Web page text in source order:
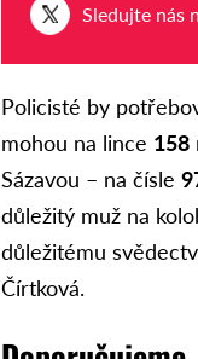
Sledujte nás
Policisté by
mohou na lince 158
Sázavou – na čísle
důležitý muž na
důležitému
Čírtková.